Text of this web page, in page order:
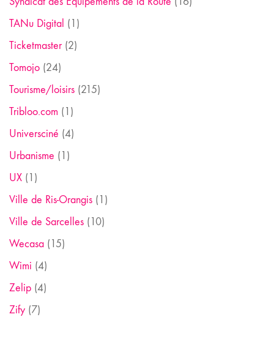
TANu Digital (1)
Ticketmaster(2)
Tomojo (24)
Tourisme/loisirs (215)
Tribloo.com (1)
Universciné (4)
Urbanisme (1)
UX (1)
Ville de Ris-Orangis (1)
Ville de Sarcelles (10)
Wecasa (15)
Wimi (4)
Zelip (4)
Zify (7)